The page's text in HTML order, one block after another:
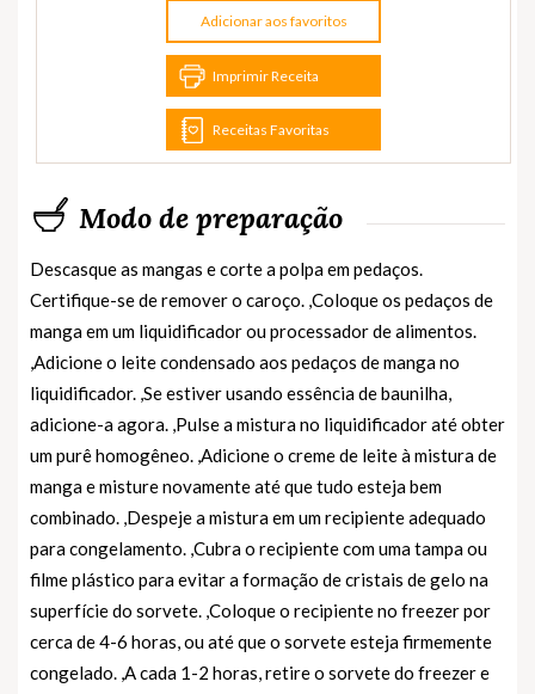
Adicionar aos favoritos
Imprimir Receita
Receitas Favoritas
Modo de preparação
Descasque as mangas e corte a polpa em pedaços.
Certifique-se de remover o caroço. ,Coloque os pedaços de
manga em um liquidificador ou processador de alimentos.
,Adicione o leite condensado aos pedaços de manga no
liquidificador. ,Se estiver usando essência de baunilha,
adicione-a agora. ,Pulse a mistura no liquidificador até obter
um purê homogêneo. ,Adicione o creme de leite à mistura de
manga e misture novamente até que tudo esteja bem
combinado. ,Despeje a mistura em um recipiente adequado
para congelamento. ,Cubra o recipiente com uma tampa ou
filme plástico para evitar a formação de cristais de gelo na
superfície do sorvete. ,Coloque o recipiente no freezer por
cerca de 4-6 horas, ou até que o sorvete esteja firmemente
congelado. ,A cada 1-2 horas, retire o sorvete do freezer e